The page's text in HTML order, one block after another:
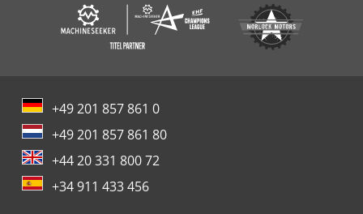
+49 201 857 861 0
+49 201 857 861 80
+44 20 331 800 72
+34 911 433 456